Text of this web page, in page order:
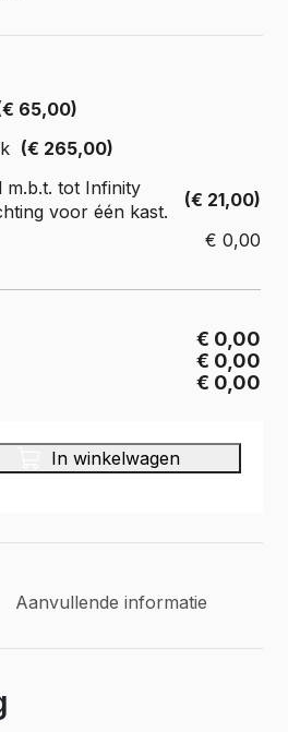
65,00)
(€ 265,00)
m.b.t. tot Infinity
voor één kast.
(€ 21,00)
€ 0,00
€ 0,00
€ 0,00
€ 0,00
In winkelwagen
Aanvullende informatie